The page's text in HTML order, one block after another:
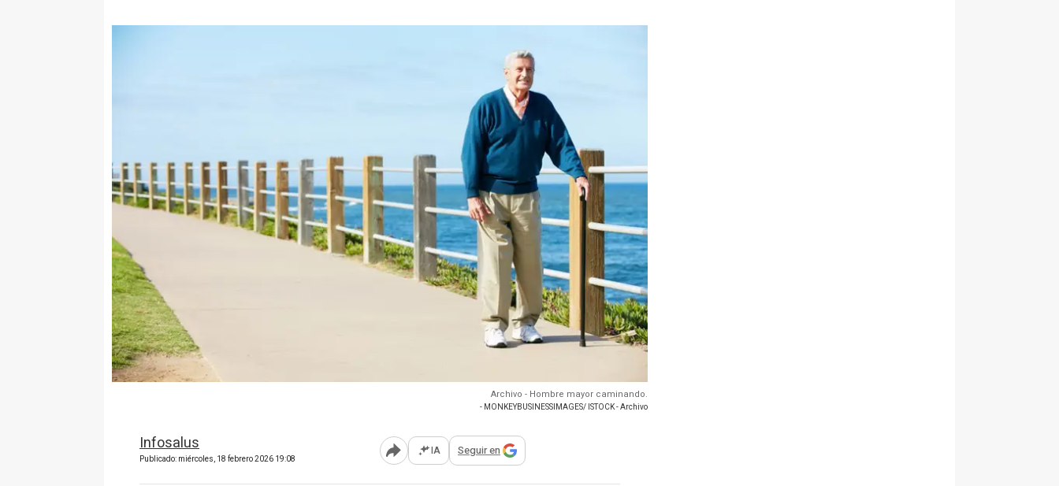
Archivo - Hombre mayor caminando.
- MONKEYBUSINESSIMAGES/ ISTOCK - Archivo
Infosalus
Publicado: miércoles, 18 febrero 2026 19:08 Abrir opciones para compartir
IA Seguir en